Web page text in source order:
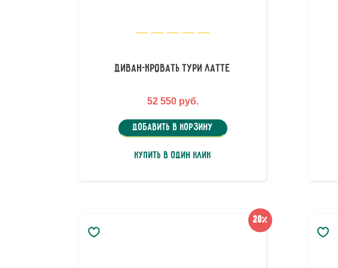
Диван-кровать Тури Латте
52 550 руб.
Добавить в корзину
Купить в один клик
20%